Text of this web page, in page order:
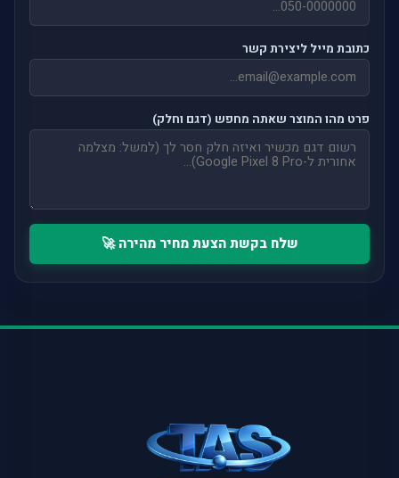
כתובת מייל ליצירת קשר
פרט מהו המוצר שאתה מחפש (דגם וחלק)
שלח בקשת הצעת מחיר מהירה 🚀